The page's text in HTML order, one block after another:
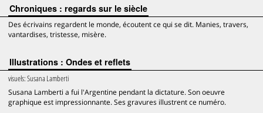
Chroniques : regards sur le siècle
Des écrivains regardent le monde, écoutent ce qui se dit. Manies, travers,
vantardises, tristesse, misère.
Illustrations : Ondes et reflets
visuels:Susana Lamberti
Susana Lamberti a fui l'Argentine pendant la dictature. Son oeuvre
graphique est impressionnante. Ses gravures illustrent ce numéro.